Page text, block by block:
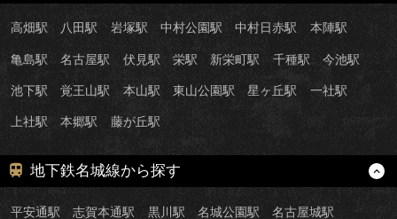
高畑駅 八田駅 岩塚駅 中村公園駅 中村日赤駅 本陣駅
亀島駅 名古屋駅 伏見駅 栄駅 新栄町駅 千種駅 今池駅
池下駅 覚王山駅 本山駅 東山公園駅 星ヶ丘駅 一社駅
上社駅 本郷駅 藤が丘駅
地下鉄名城線から探す
平安通駅 志賀本通駅 黒川駅 名城公園駅 名古屋城駅